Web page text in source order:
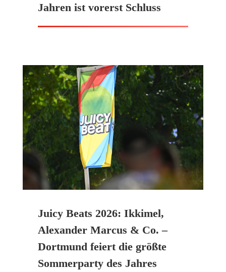
Jahren ist vorerst Schluss
Juicy Beats 2026: Ikkimel,
Alexander Marcus & Co. –
Dortmund feiert die größte
Sommerparty des Jahres